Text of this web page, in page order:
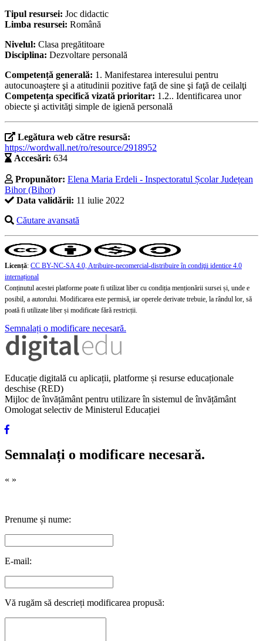
Tipul resursei: Joc didactic
Limba resursei: Română
Nivelul: Clasa pregătitoare
Disciplina: Dezvoltare personală
Competență generală: 1. Manifestarea interesului pentru
autocunoaştere şi a atitudinii pozitive faţă de sine şi faţă de ceilalţi
Competența specifică vizată prioritar: 1.2.. Identificarea unor
obiecte şi activităţi simple de igienă personală
Legătura web către resursă:
https://wordwall.net/ro/resource/2918952
Accesări: 634
Propunător: Elena Maria Erdeli - Inspectoratul Școlar Județean
Bihor (Bihor)
Data validării: 11 iulie 2022
Căutare avansată
Licență: CC BY-NC-SA 4.0, Atribuire-necomercial-distribuire în condiţii identice 4.0
internațional
Conținutul acestei platforme poate fi utilizat liber cu condiția menționării sursei și, unde e
posibil, a autorului. Modificarea este permisă, iar operele derivate trebuie, la rândul lor, să
poată fi utilizate liber și modificate fără restricții.
Semnalați o modificare necesară.
Educație digitală cu aplicații, platforme și resurse educaționale
deschise (RED)
Mijloc de învățământ pentru utilizare în sistemul de învățământ
Omologat selectiv de Ministerul Educației
Semnalați o modificare necesară.
« »
Prenume și nume:
E-mail:
Vă rugăm să descrieți modificarea propusă: